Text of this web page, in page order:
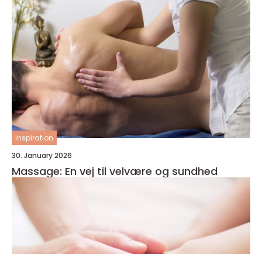
inspiration
30. January 2026
Massage: En vej til velvære og sundhed